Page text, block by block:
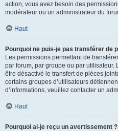
action, vous avez besoin des
modérateur ou un administrateur du
Haut
Pourquoi ne puis-je pas transférer de
Les permissions permettant de
par forum, par groupe ou par
être désactivé le transfert de pièces
certains groupes d’utilisateurs
d’informations, veuillez contacter un
Haut
Pourquoi ai-je reçu un avertissement ?